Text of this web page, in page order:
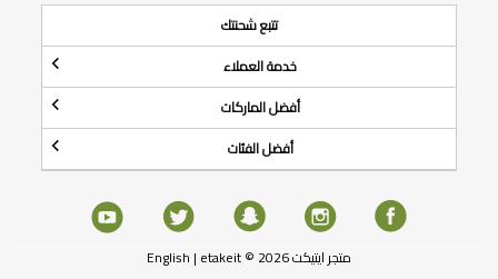
تتبع شحنتك
خدمة العملاء
أفضل الماركات
أفضل الفئات
متجر ايتيكت etakeit © 2026 | English